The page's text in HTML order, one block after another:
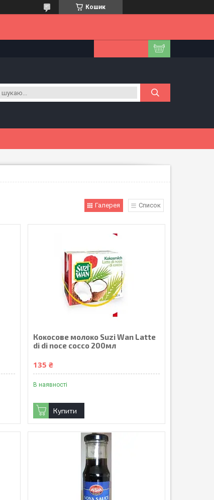
Кошик
Галерея Список
Кокосове молоко Suzi Wan Latte
di di noce cocco 200мл
135 ₴
В наявності
Купити